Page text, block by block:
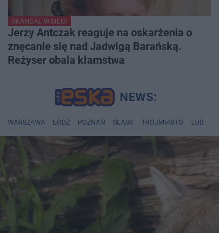
SKANDAL W SIECI
Jerzy Antczak reaguje na oskarżenia o
znęcanie się nad Jadwigą Barańską.
Reżyser obala kłamstwa
WARSZAWA ŁÓDŹ POZNAŃ ŚLĄSK TRÓJMIASTO LUBLIN